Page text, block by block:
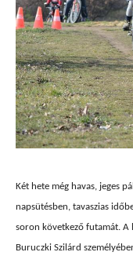
Két hete még havas, jeges
napsütésben, tavaszias
soron következő futamát. A
Buruczki Szilárd